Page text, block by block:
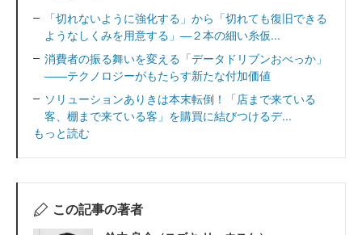
「切れないように強化する」から「切れても復旧できる
ようなしくみを用意する」―２本の細い糸仮...
消費者の振る舞いを変える「データドリブンおべっか」
――テクノロジーがもたらす新たな付加価値
ソリューションありきは本末転倒！「店まで来ている
客、棚まで来ている客」を購買に結びつけるデ...
もっと読む
この記事の著者